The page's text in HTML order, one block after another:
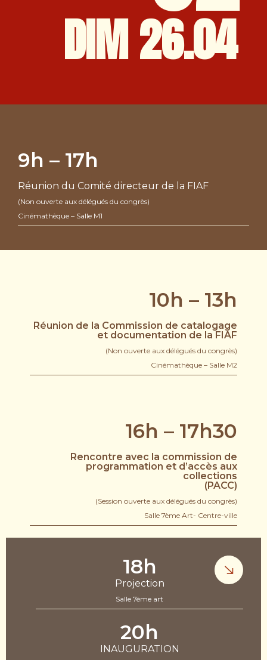
9h – 17h
Réunion du Comité directeur de la FIAF
(Non ouverte aux délégués du congrès)
Cinémathèque – Salle M1
10h – 13h
Réunion de la Commission de catalogage
et documentation de la FIAF
(Non ouverte aux délégués du congrès)
Cinémathèque – Salle M2
16h – 17h30
Rencontre avec la commission de
programmation et d’accès aux
collections
(PACC)
(Session ouverte aux délégués du congrès)
Salle 7ème Art- Centre-ville
18h
Projection
Salle 7ème art
20h
INAUGURATION
DIM 26.04